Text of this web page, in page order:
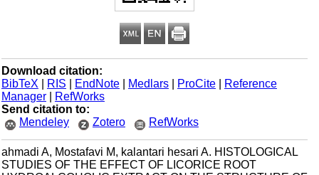
Download citation:
BibTeX
| RIS |EndNote |Medlars |ProCite |Reference
Manager
|RefWorks
Send citation to:
Mendeley
Zotero RefWorks
ahmadi A, Mostafavi M, kalantari hesari A. HISTOLOGICAL
STUDIES OF THE EFFECT OF LICORICE ROOT